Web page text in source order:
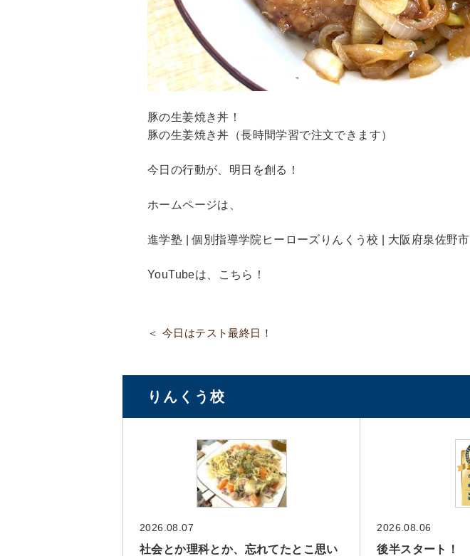
豚の生姜焼き丼！
豚の生姜焼き丼（長時間学習で注文できます）
今日の行動が、明日を創る！
ホームページは、
進学塾 | 個別指導学院ヒーローズりんくう校 | 大阪府泉佐野市
YouTubeは、 こちら！
今日はテスト最終日！
りんくう校
2026.08.07
社会とか理科とか、忘れてたとこ思い
2026.08.06
後半スタート！